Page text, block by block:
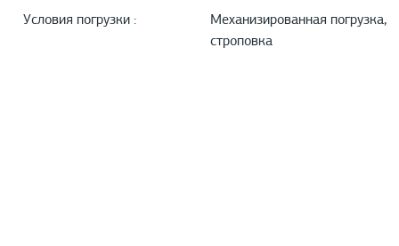
Условия погрузки :
Механизированная погрузка,
строповка